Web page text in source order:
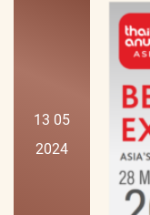
13 05
2024